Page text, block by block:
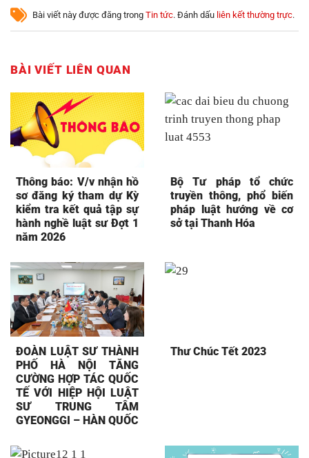
Bài viết này được đăng trong Tin tức. Đánh dấu liên kết thường trực.
BÀI VIẾT LIÊN QUAN
Thông báo: V/v nhận hồ
sơ đăng ký tham dự Kỳ
kiểm tra kết quả tập sự
hành nghề luật sư Đợt 1
năm 2026
Bộ Tư pháp tổ chức
truyền thông, phổ biến
pháp luật hướng về cơ
sở tại Thanh Hóa
ĐOÀN LUẬT SƯ THÀNH
PHỐ HÀ NỘI TĂNG
CƯỜNG HỢP TÁC QUỐC
TẾ VỚI HIỆP HỘI LUẬT
SƯ TRUNG TÂM
GYEONGGI – HÀN QUỐC
Thư Chúc Tết 2023